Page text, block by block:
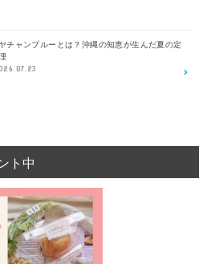
チャンプルーとは？沖縄の知恵が生んだ夏の定
ト中